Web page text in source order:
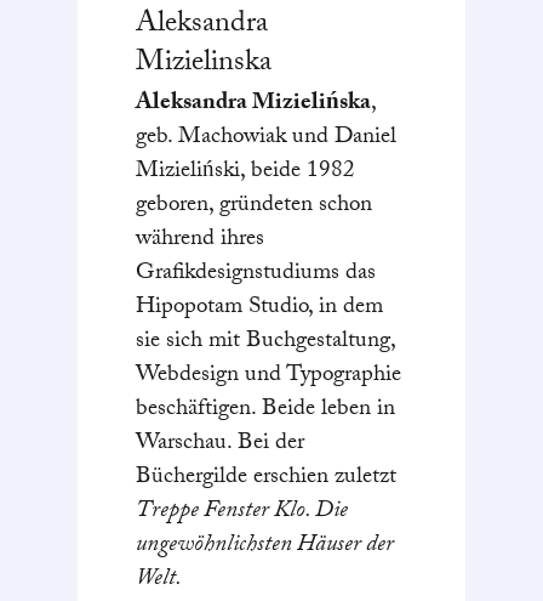
Aleksandra
Mizielinska
Aleksandra Mizielińska,
geb. Machowiak und Daniel
Mizieliński, beide 1982
geboren, gründeten schon
während ihres
Grafikdesignstudiums das
Hipopotam Studio, in dem
sie sich mit Buchgestaltung,
Webdesign und Typographie
beschäftigen. Beide leben in
Warschau. Bei der
Büchergilde erschien zuletzt
Treppe Fenster Klo. Die
ungewöhnlichsten Häuser der
Welt.